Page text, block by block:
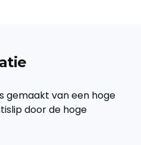
gemaakt van een hoge
door de hoge